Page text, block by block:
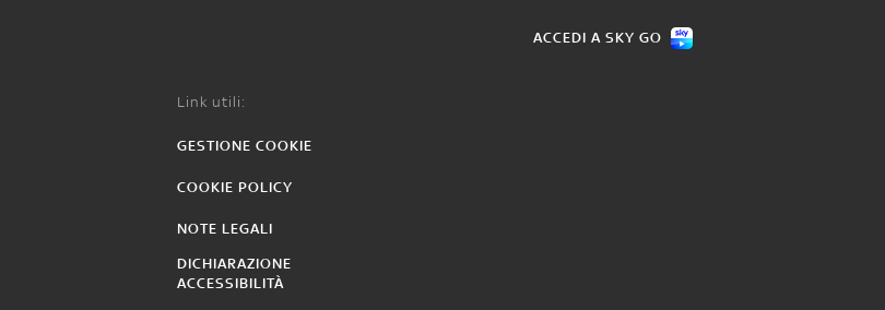
ACCEDI A SKY GO
Link utili:
GESTIONE COOKIE
COOKIE POLICY
NOTE LEGALI
DICHIARAZIONE
ACCESSIBILITÀ